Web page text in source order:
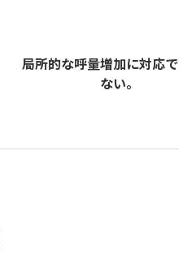
局所的な呼量増加に対応
ない。